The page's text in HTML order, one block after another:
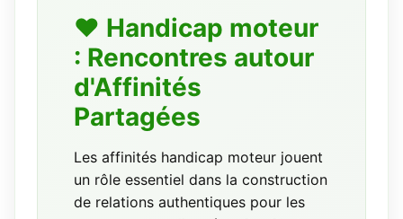
❤️ Handicap moteur
: Rencontres autour
d'Affinités
Partagées
Les affinités handicap moteur jouent
un rôle essentiel dans la construction
de relations authentiques pour les